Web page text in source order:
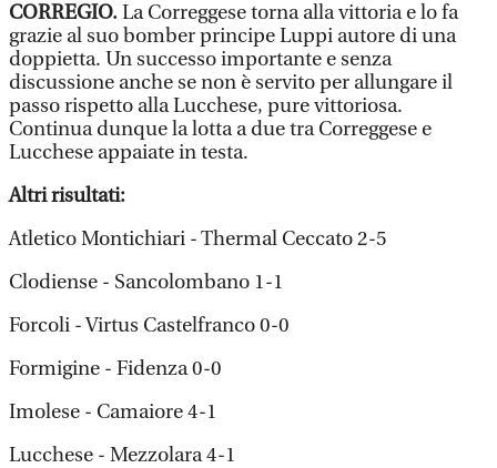
CORREGIO.La Correggese torna alla vittoria e lo fa
grazie al suo bomber principe Luppi autore di una
doppietta. Un successo importante e senza
discussione anche se non è servito per allungare il
passo rispetto alla Lucchese, pure vittoriosa.
Continua dunque la lotta a due tra Correggese e
Lucchese appaiate in testa.
Altri risultati:
Atletico Montichiari - Thermal Ceccato 2-5
Clodiense - Sancolombano 1-1
Forcoli - Virtus Castelfranco 0-0
Formigine - Fidenza 0-0
Imolese - Camaiore 4-1
Lucchese - Mezzolara 4-1